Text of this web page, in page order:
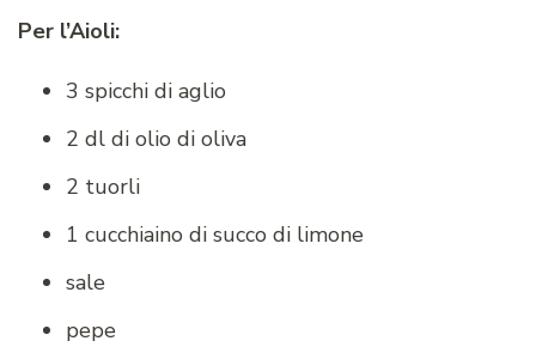
Per l’Aioli:
3 spicchi di aglio
2 dl di olio di oliva
2 tuorli
1 cucchiaino di succo di limone
sale
pepe